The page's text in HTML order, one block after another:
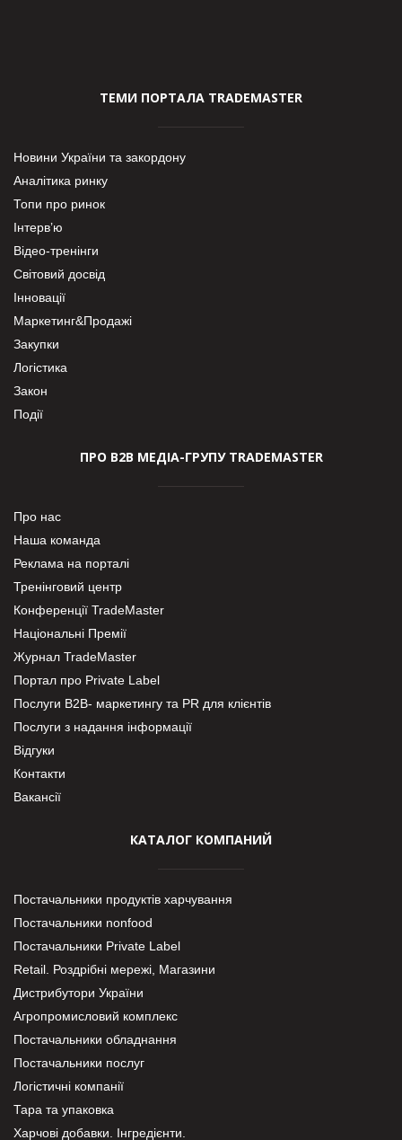
ТЕМИ ПОРТАЛА TRADEMASTER
Новини України та закордону
Аналітика ринку
Топи про ринок
Інтерв’ю
Відео-тренінги
Світовий досвід
Інновації
Маркетинг&Продажі
Закупки
Логістика
Закон
Події
ПРО В2В МЕДІА-ГРУПУ TRADEMASTER
Про нас
Наша команда
Реклама на порталі
Тренінговий центр
Конференції TradeMaster
Національні Премії
Журнал TradeMaster
Портал про Private Label
Послуги В2В- маркетингу та PR для клієнтів
Послуги з надання інформації
Відгуки
Контакти
Вакансії
КАТАЛОГ КОМПАНИЙ
Постачальники продуктів харчування
Постачальники nonfood
Постачальники Private Label
Retail. Роздрібні мережі, Магазини
Дистрибутори України
Агропромисловий комплекс
Постачальники обладнання
Постачальники послуг
Логістичні компанії
Тара та упаковка
Харчові добавки. Інгредієнти.